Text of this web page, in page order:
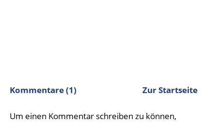
Kommentare (1) Zur Startseite
Um einen Kommentar schreiben zu können,